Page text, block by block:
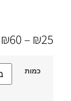
₪25
–
₪60
כמות